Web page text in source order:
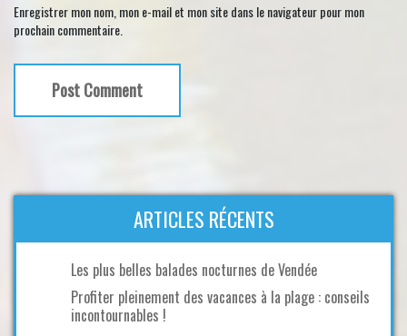
Enregistrer mon nom, mon e-mail et mon site dans le navigateur pour mon
prochain commentaire.
ARTICLES RÉCENTS
Les plus belles balades nocturnes de Vendée
Profiter pleinement des vacances à la plage : conseils
incontournables !